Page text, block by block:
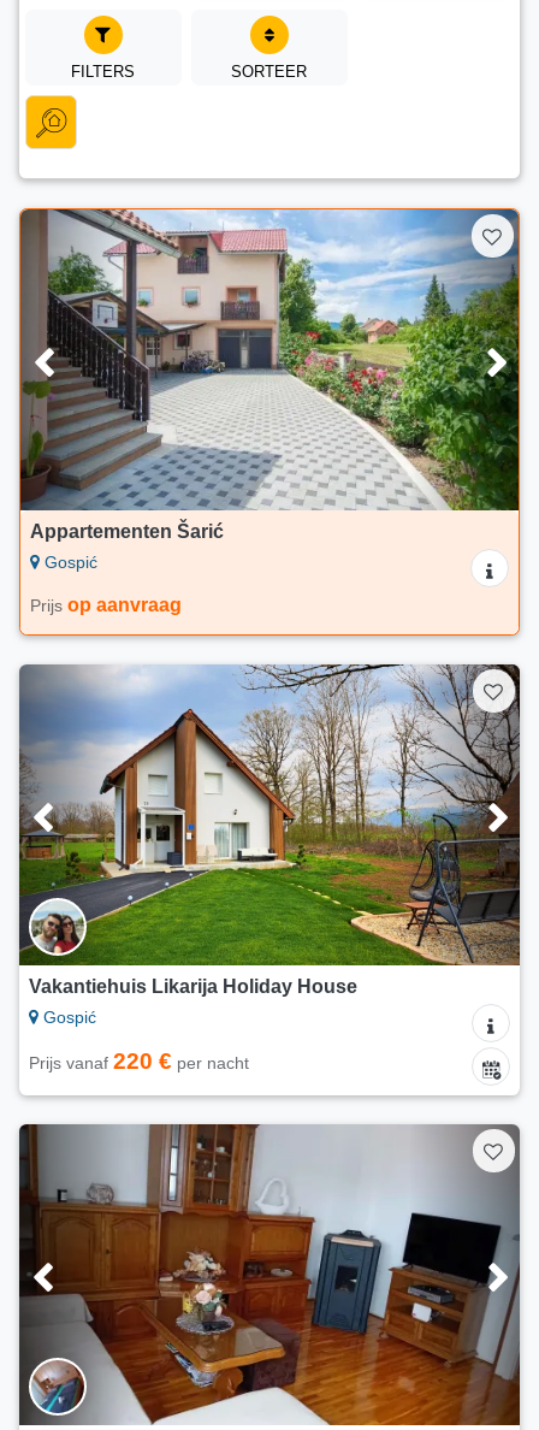
FILTERS SORTEER
Appartementen Šarić
Gospić
Prijs op aanvraag
Vakantiehuis Likarija Holiday House
Gospić
Prijs vanaf 220 € per nacht